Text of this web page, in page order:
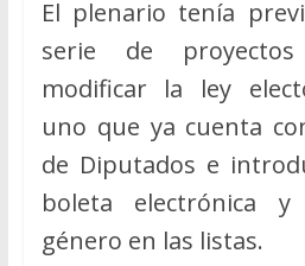
El plenario tenía
serie de
modificar la ley
uno que ya cuenta
de Diputados e
boleta electrónica
género en las listas.